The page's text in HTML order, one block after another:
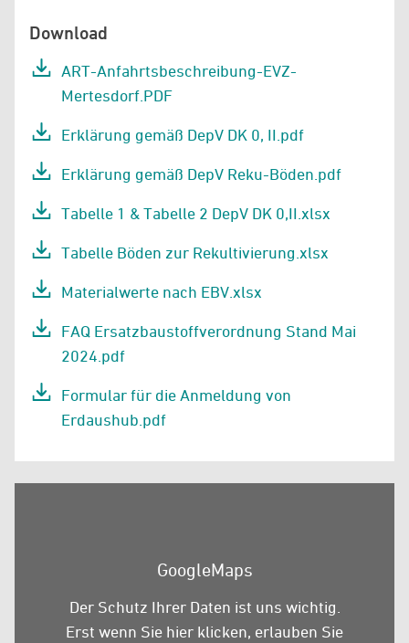
Download
ART-Anfahrtsbeschreibung-EVZ-
Mertesdorf.PDF
Erklärung gemäß DepV DK 0, II.pdf
Erklärung gemäß DepV Reku-Böden.pdf
Tabelle 1 & Tabelle 2 DepV DK 0,II.xlsx
Tabelle Böden zur Rekultivierung.xlsx
Materialwerte nach EBV.xlsx
FAQ Ersatzbaustoffverordnung Stand Mai
2024.pdf
Formular für die Anmeldung von
Erdaushub.pdf
GoogleMaps
Der Schutz Ihrer Daten ist uns wichtig.
Erst wenn Sie hier klicken, erlauben Sie